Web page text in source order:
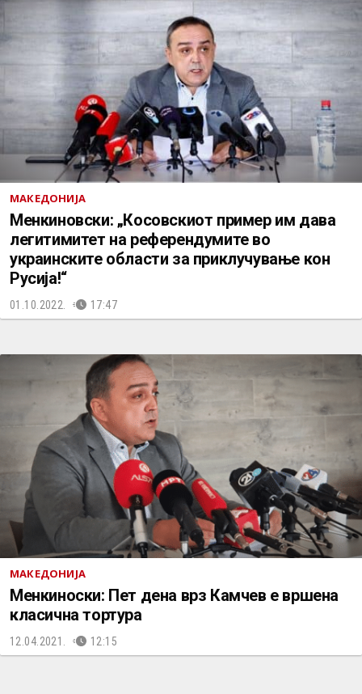
МАКЕДОНИЈА
Менкиновски: „Косовскиот пример им дава
легитимитет на референдумите во
украинските области за приклучување кон
Русија!“
01.10.2022. 17:47
МАКЕДОНИЈА
Менкиноски: Пет дена врз Камчев е вршена
класична тортура
12.04.2021. 12:15